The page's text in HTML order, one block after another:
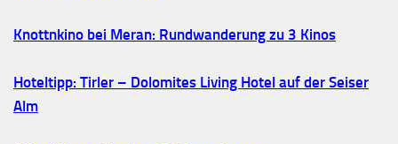
Knottnkino bei Meran: Rundwanderung zu 3 Kinos
Hoteltipp: Tirler – Dolomites Living Hotel auf der Seiser
Alm